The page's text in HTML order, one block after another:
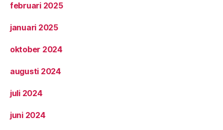
februari 2025
januari 2025
oktober 2024
augusti 2024
juli 2024
juni 2024